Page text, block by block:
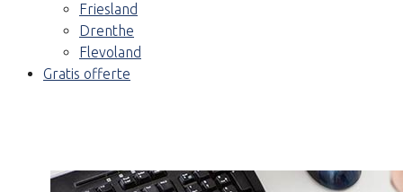
Friesland
Drenthe
Flevoland
Gratis offerte